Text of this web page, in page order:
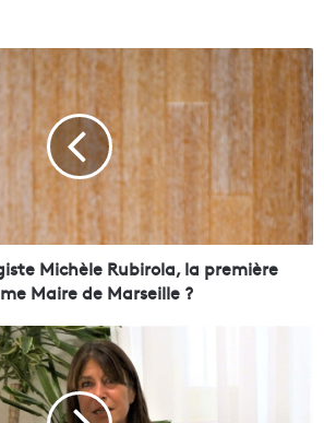
Michèle Rubirola, la première
Maire de Marseille ?